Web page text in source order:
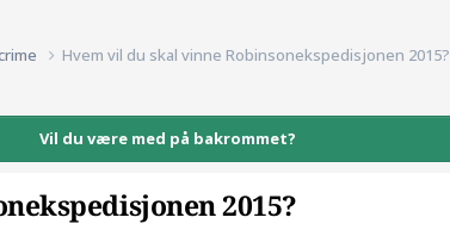
Hvem vil du skal vinne Robinsonekspedisjonen 2015?
Vil du være med på bakrommet?
2015?